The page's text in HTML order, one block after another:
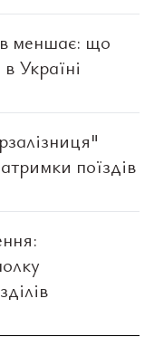
меншає: що
Україні
поїздів